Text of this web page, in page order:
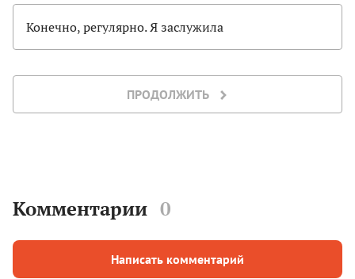
Конечно, регулярно. Я заслужила
ПРОДОЛЖИТЬ
Комментарии 0
Написать комментарий